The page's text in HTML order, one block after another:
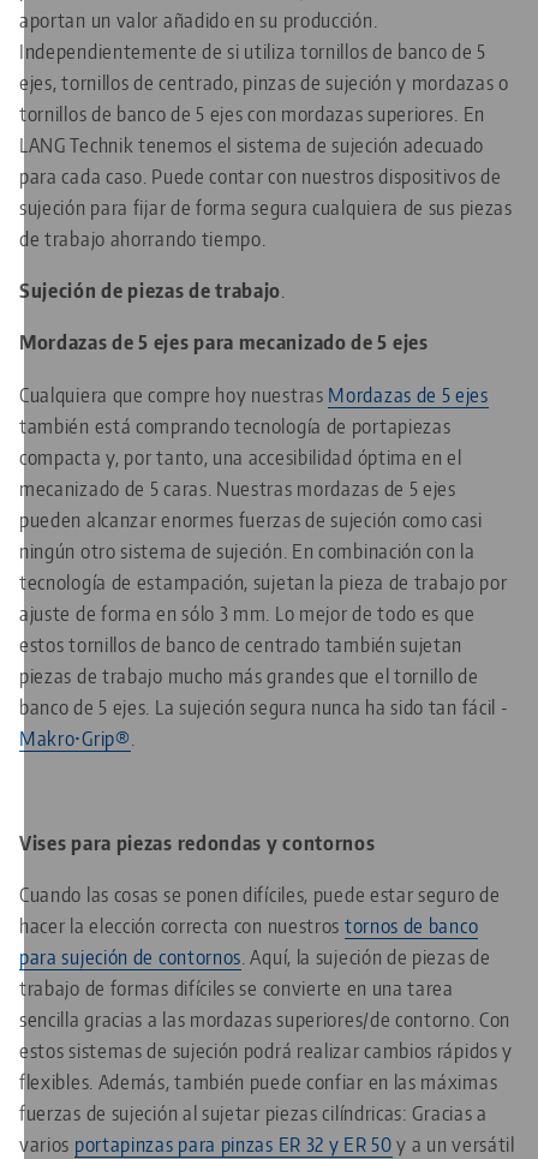
aportan un valor añadido en su producción.
Independientemente de si utiliza tornillos de banco de 5
ejes, tornillos de centrado, pinzas de sujeción y mordazas o
tornillos de banco de 5 ejes con mordazas superiores. En
LANG Technik tenemos el sistema de sujeción adecuado
para cada caso. Puede contar con nuestros dispositivos de
sujeción para fijar de forma segura cualquiera de sus piezas
de trabajo ahorrando tiempo.
Sujeción de piezas de trabajo
Mordazas de 5 ejes para mecanizado de 5 ejes
Cualquiera que compre hoy nuestras Mordazas de 5 ejes
también está comprando tecnología de portapiezas
compacta y, por tanto, una accesibilidad óptima en el
mecanizado de 5 caras. Nuestras mordazas de 5 ejes
pueden alcanzar enormes fuerzas de sujeción como casi
ningún otro sistema de sujeción. En combinación con la
tecnología de estampación, sujetan la pieza de trabajo por
ajuste de forma en sólo 3 mm. Lo mejor de todo es que
estos tornillos de banco de centrado también sujetan
piezas de trabajo mucho más grandes que el tornillo de
banco de 5 ejes. La sujeción segura nunca ha sido tan fácil -
Makro•Grip®
Vises para piezas redondas y contornos
Cuando las cosas se ponen difíciles, puede estar seguro de
hacer la elección correcta con nuestros tornos de banco
para sujeción de contornos . Aquí, la sujeción de piezas de
trabajo de formas difíciles se convierte en una tarea
sencilla gracias a las mordazas superiores/de contorno. Con
estos sistemas de sujeción podrá realizar cambios rápidos y
flexibles. Además, también puede confiar en las máximas
fuerzas de sujeción al sujetar piezas cilíndricas: Gracias a
varios portapinzas para pinzas ER 32 y ER 50y a un versátil